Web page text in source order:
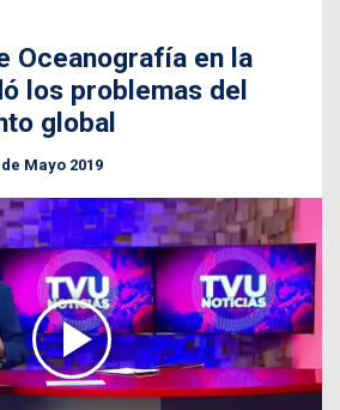
Oceanografía en la
los problemas del
global
de Mayo 2019